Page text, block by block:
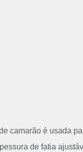
camarão é usada
de fatia